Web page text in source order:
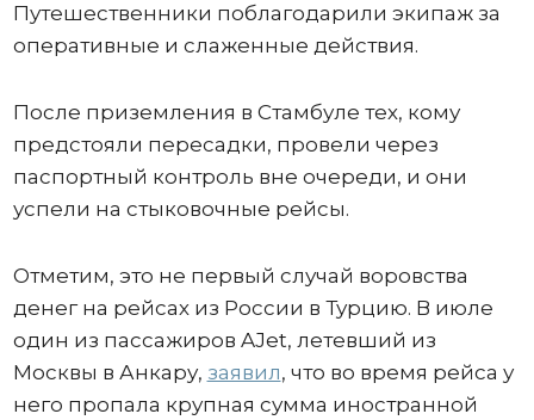
Путешественники поблагодарили экипаж за
оперативные и слаженные действия.
После приземления в Стамбуле тех, кому
предстояли пересадки, провели через
паспортный контроль вне очереди, и они
успели на стыковочные рейсы.
Отметим, это не первый случай воровства
денег на рейсах из России в Турцию. В июле
один из пассажиров AJet, летевший из
Москвы в Анкару, заявил, что во время рейса у
него пропала крупная сумма иностранной